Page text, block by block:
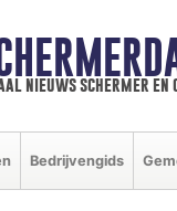
nieuws schermer en
Bedrijvengids